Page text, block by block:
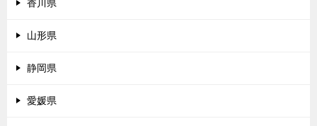
香川県
山形県
静岡県
愛媛県